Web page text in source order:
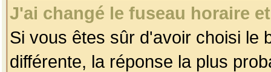
J'ai changé le fuseau horaire
Si vous êtes sûr d'avoir choisi le
différente, la réponse la plus